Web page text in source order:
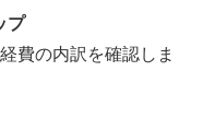
プ
費の内訳を確認しま